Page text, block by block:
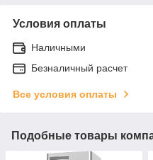
Условия оплаты
Наличными
Безналичный расчет
Все условия оплаты
Подобные товары